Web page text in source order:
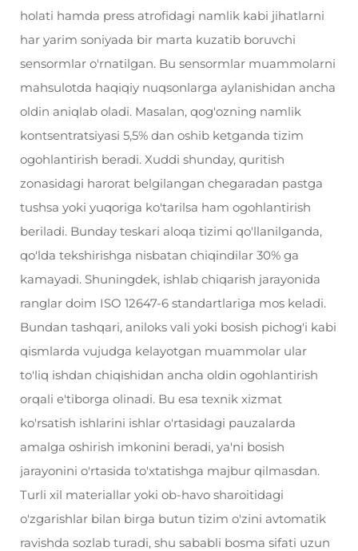
holati hamda press atrofidagi namlik kabi jihatlarni
har yarim soniyada bir marta kuzatib boruvchi
sensormlar o'rnatilgan. Bu sensormlar muammolarni
mahsulotda haqiqiy nuqsonlarga aylanishidan ancha
oldin aniqlab oladi. Masalan, qog'ozning namlik
kontsentratsiyasi 5,5% dan oshib ketganda tizim
ogohlantirish beradi. Xuddi shunday, quritish
zonasidagi harorat belgilangan chegaradan pastga
tushsa yoki yuqoriga ko'tarilsa ham ogohlantirish
beriladi. Bunday teskari aloqa tizimi qo'llanilganda,
qo'lda tekshirishga nisbatan chiqindilar 30% ga
kamayadi. Shuningdek, ishlab chiqarish jarayonida
ranglar doim ISO 12647-6 standartlariga mos keladi.
Bundan tashqari, aniloks vali yoki bosish pichog'i kabi
qismlarda vujudga kelayotgan muammolar ular
to'liq ishdan chiqishidan ancha oldin ogohlantirish
orqali e'tiborga olinadi. Bu esa texnik xizmat
ko'rsatish ishlarini ishlar o'rtasidagi pauzalarda
amalga oshirish imkonini beradi, ya'ni bosish
jarayonini o'rtasida to'xtatishga majbur qilmasdan.
Turli xil materiallar yoki ob-havo sharoitidagi
o'zgarishlar bilan birga butun tizim o'zini avtomatik
ravishda sozlab turadi, shu sababli bosma sifati uzun